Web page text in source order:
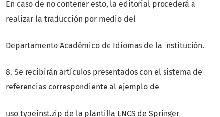
En caso de no contener esto, la editorial procederá a
realizar la traducción por medio del
Departamento Académico de Idiomas de la institución.
8. Se recibirán artículos presentados con el sistema de
referencias correspondiente al ejemplo de
uso typeinst.zip de la plantilla LNCS de Springer